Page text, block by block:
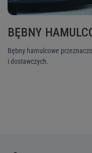
BĘBNY
Bębny hamulcowe
i dostawczych.